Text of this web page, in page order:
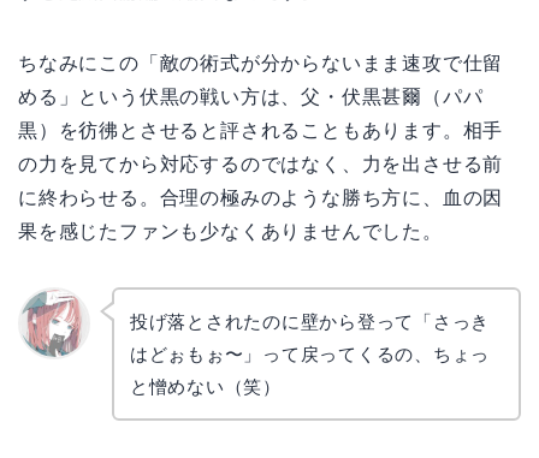
ちなみにこの「敵の術式が分からないまま速攻で仕留
める」という伏黒の戦い方は、父・伏黒甚爾（パパ
黒）を彷彿とさせると評されることもあります。相手
の力を見てから対応するのではなく、力を出させる前
に終わらせる。合理の極みのような勝ち方に、血の因
果を感じたファンも少なくありませんでした。
投げ落とされたのに壁から登って「さっき
はどぉもぉ〜」って戻ってくるの、ちょっ
と憎めない（笑）